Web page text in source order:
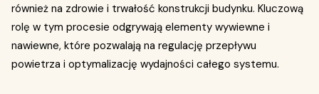
również na zdrowie i trwałość konstrukcji budynku. Kluczową
rolę w tym procesie odgrywają elementy wywiewne i
nawiewne, które pozwalają na regulację przepływu
powietrza i optymalizację wydajności całego systemu.